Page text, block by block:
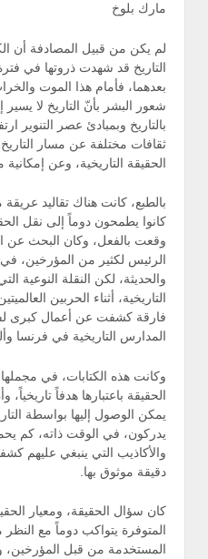
مارك بلوخ
لم يكن من قبيل المصادفة أن
التاريخ قد شهدت ذروتها في
بعدهما، فأمام هذا الموت
شعور البشر بأنّ التاريخ لا يسير
بالتاريخ وبمبادئ عصر التنوير
ثقافات مختلفة عن مسار
الحقيقة التاريخية، وعن إمكانية
بالطبع، كانت هناك تقاليد
كانوا يطمحون دوماً إلى نقل
وقعت بالفعل، وكان البحث عن
الرئيس لكثير من المؤرخين،
والحديثة، لكن النقلة النوعية
التاريخية، أثناء الحربين
فارقة كشفت عن أعمال كبرى
المدارس التاريخية في فرنسا
وكانت هذه الكتابات، في
الحقيقة باعتبارها هدفاً
يدركون، في الوقت ذاته، كم
والأكاذيب التي ينبغي عليهم
دقيقة موثوق بها.
كان سؤال الحقيقة، ومعيار
المتوفرة يتواكب دوماً مع النظر
المستخدمة من قبل المؤرخين،